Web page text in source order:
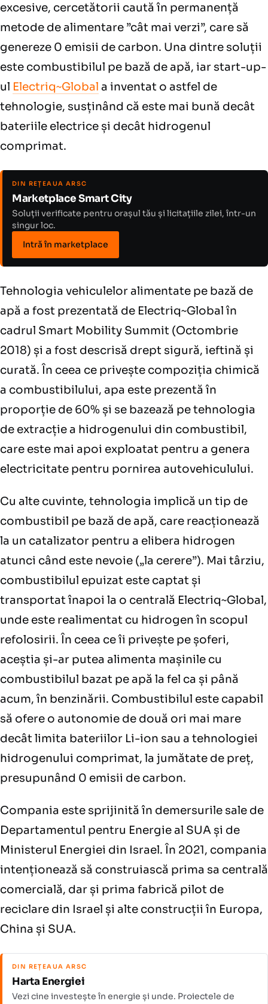
excesive, cercetătorii caută în permanență
metode de alimentare ”cât mai verzi”, care să
genereze 0 emisii de carbon. Una dintre soluții
este combustibilul pe bază de apă, iar start-up-
ul Electriq~Global a inventat o astfel de
tehnologie, susținând că este mai bună decât
bateriile electrice și decât hidrogenul
comprimat.
DIN REȚEAUA ARSC
Marketplace Smart City
Soluții verificate pentru orașul tău și licitațiile zilei, într-un
singur loc.
Intră în marketplace
Tehnologia vehiculelor alimentate pe bază de
apă a fost prezentată de Electriq~Global în
cadrul Smart Mobility Summit (Octombrie
2018) și a fost descrisă drept sigură, ieftină și
curată. În ceea ce privește compoziția chimică
a combustibilului, apa este prezentă în
proporție de 60% și se bazează pe tehnologia
de extracție a hidrogenului din combustibil,
care este mai apoi exploatat pentru a genera
electricitate pentru pornirea autovehiculului.
Cu alte cuvinte, tehnologia implică un tip de
combustibil pe bază de apă, care reacționează
la un catalizator pentru a elibera hidrogen
atunci când este nevoie („la cerere”). Mai târziu,
combustibilul epuizat este captat și
transportat înapoi la o centrală Electriq~Global,
unde este realimentat cu hidrogen în scopul
refolosirii. În ceea ce îi privește pe șoferi,
aceștia și-ar putea alimenta mașinile cu
combustibilul bazat pe apă la fel ca și până
acum, în benzinării. Combustibilul este capabil
să ofere o autonomie de două ori mai mare
decât limita bateriilor Li-ion sau a tehnologiei
hidrogenului comprimat, la jumătate de preț,
presupunând 0 emisii de carbon.
Compania este sprijinită în demersurile sale de
Departamentul pentru Energie al SUA și de
Ministerul Energiei din Israel. În 2021, compania
intenționează să construiască prima sa centrală
comercială, dar și prima fabrică pilot de
reciclare din Israel și alte construcții în Europa,
China și SUA.
DIN REȚEAUA ARSC
Harta Energiei
Vezi cine investește în energie și unde. Proiectele de